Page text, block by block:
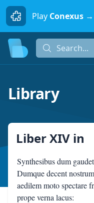
Play Conexus →
Search...
Library
Liber XIV in
Synthesibus dum
Dumque decent
aedilem moto spectare
prope verna lacus: